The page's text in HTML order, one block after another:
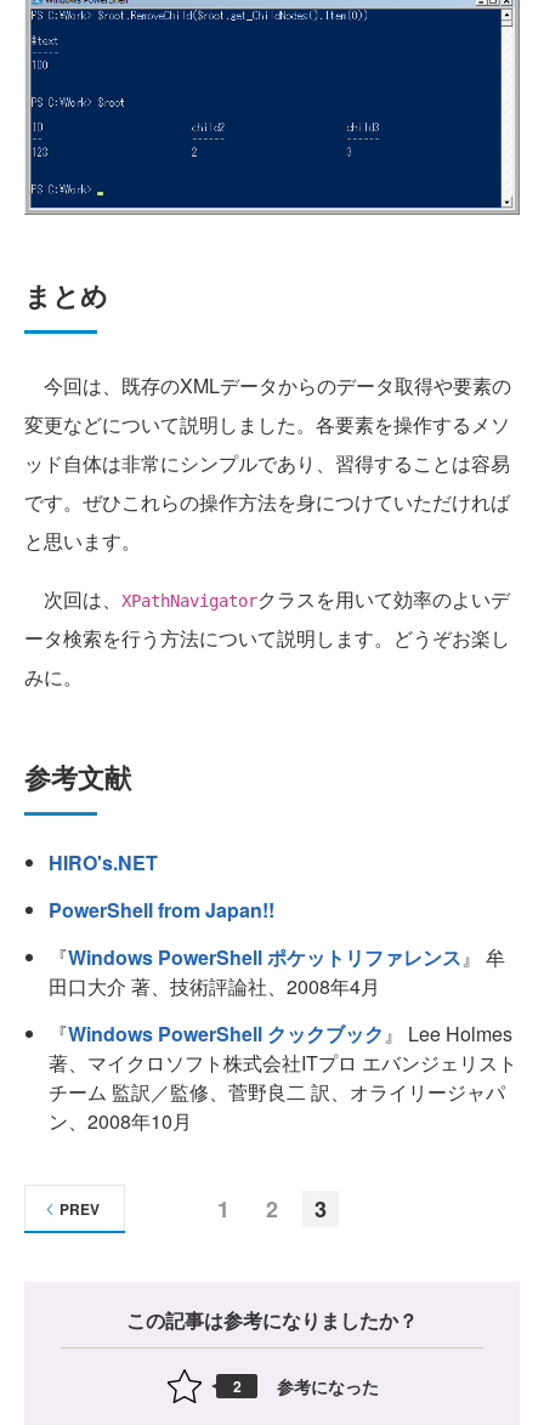
まとめ
今回は、既存のXMLデータからのデータ取得や要素の
変更などについて説明しました。各要素を操作するメソ
ッド自体は非常にシンプルであり、習得することは容易
です。ぜひこれらの操作方法を身につけていただければ
と思います。
次回は、 XPathNavigatorクラスを用いて効率のよいデ
ータ検索を行う方法について説明します。どうぞお楽し
みに。
参考文献
HIRO's.NET
PowerShell from Japan!!
『Windows PowerShell ポケットリファレンス』 牟
田口大介 著、技術評論社、2008年4月
『Windows PowerShell クックブック』 Lee Holmes
著、マイクロソフト株式会社ITプロ エバンジェリスト
チーム 監訳／監修、菅野良二 訳、オライリージャパ
ン、2008年10月
1 2 3
PREV
この記事は参考になりましたか？
2 参考になった